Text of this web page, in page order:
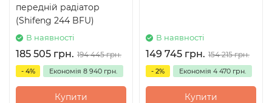
передній радіатор
(Shifeng 244 BFU)
В наявності
185 505 грн. 194 445 грн.
- 4% Економія 8 940 грн.
Купити
В наявності
149 745 грн. 154 215 грн.
- 2% Економія 4 470 грн.
Купити